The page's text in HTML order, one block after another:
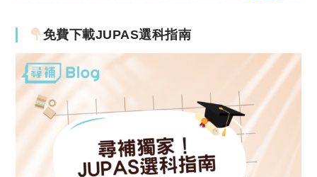
免費下載JUPAS選科指南